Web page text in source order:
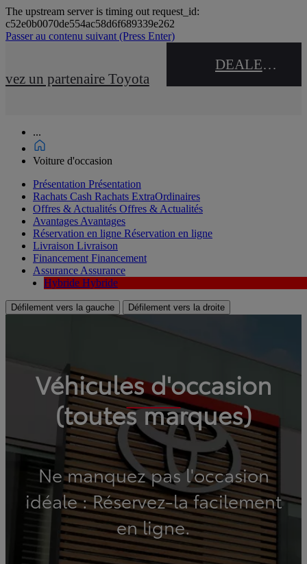
The upstream server is timing out request_id:
c52e0b0070de554ac58d6f689339e262
Passer au contenu suivant (Press Enter)
un partenaire Toyota
DEALER NAME
...
Voiture d'occasion
Présentation Présentation
Rachats Cash Rachats ExtraOrdinaires
Offres & Actualités Offres & Actualités
Avantages Avantages
Réservation en ligne Réservation en ligne
Livraison Livraison
Financement Financement
Assurance Assurance
Hybride Hybride
Défilement vers la gauche Défilement vers la droite
Véhicules d'occasion
(toutes marques)
Ne manquez pas l'occasion
idéale : Réservez-la facilement
en ligne.